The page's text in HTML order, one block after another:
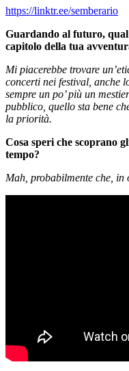
https://linktr.ee/semberario
Guardando al futuro,
capitolo della tua
Mi piacerebbe trovare
concerti nei festival, anche
sempre un po’ più un
pubblico, quello sta bene
la priorità.
Cosa speri che scoprano
tempo?
Mah, probabilmente che, in